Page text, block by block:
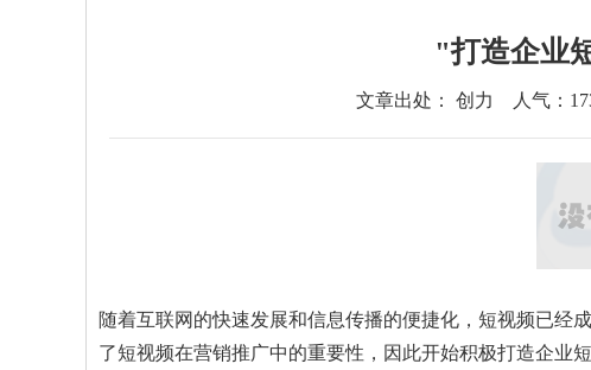
"打造企业
文章出处： 创力 人气：
随着互联网的快速发展和信息传播的便捷化，短视频已经
了短视频在营销推广中的重要性，因此开始积极打造企业